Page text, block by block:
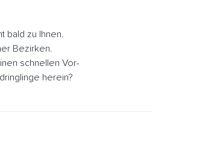
bald zu Ihnen.
Bezirken.
schnellen Vor-
herein?